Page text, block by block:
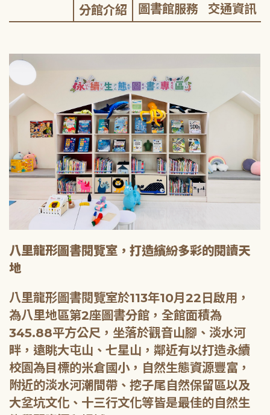
分館介紹 圖書館服務 交通資訊
八里龍形圖書閱覽室，打造繽紛多彩的閱讀天
地
八里龍形圖書閱覽室於113年10月22日啟用，
為八里地區第2座圖書分館，全館面積為
345.88平方公尺，坐落於觀音山腳、淡水河
畔，遠眺大屯山、七星山，鄰近有以打造永續
校園為目標的米倉國小，自然生態資源豐富，
附近的淡水河潮間帶、挖子尾自然保留區以及
大坌坑文化、十三行文化等皆是最佳的自然生